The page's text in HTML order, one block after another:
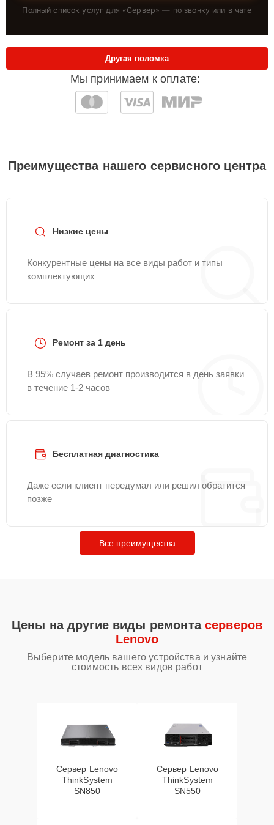
Полный список услуг для «Сервер» — по звонку или в чате
Мы принимаем к оплате:
Другая поломка
Преимущества нашего сервисного центра
Низкие цены
Конкурентные цены на все виды работ и типы
комплектующих
Ремонт за 1 день
В 95% случаев ремонт производится в день заявки
в течение 1-2 часов
Бесплатная диагностика
Даже если клиент передумал или решил обратится
позже
Все преимущества
Цены на другие виды ремонта серверов
Lenovo
Выберите модель вашего устройства и узнайте
стоимость всех видов работ
Сервер Lenovo
ThinkSystem
SN850
Сервер Lenovo
ThinkSystem
SN550